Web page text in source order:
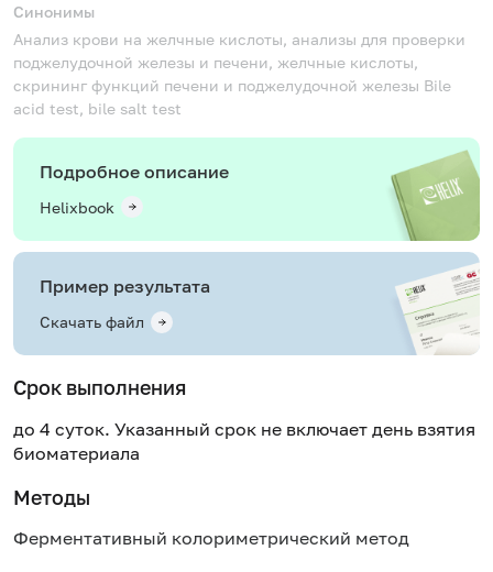
Синонимы
Анализ крови на желчные кислоты, анализы для проверки
поджелудочной железы и печени, желчные кислоты,
скрининг функций печени и поджелудочной железы Bile
acid test, bile salt test
Подробное описание
Helixbook
Пример результата
Скачать файл
Срок выполнения
до 4 суток. Указанный срок не включает день взятия
биоматериала
Методы
Ферментативный колориметрический метод